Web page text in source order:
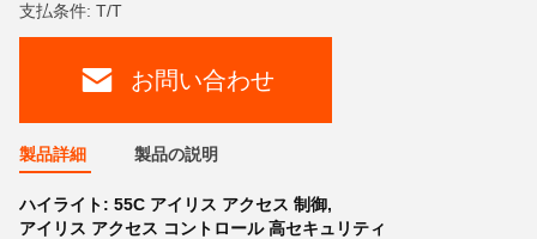
支払条件: T/T
お問い合わせ
製品詳細 製品の説明
ハイライト: 55C アイリス アクセス 制御,
アイリス アクセス コントロール 高セキュリティ